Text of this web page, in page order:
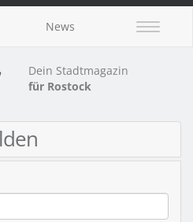
News
Dein Stadtmagazin
für Rostock